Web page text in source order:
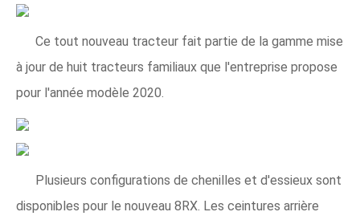
Ce tout nouveau tracteur fait partie de la gamme mise
à jour de huit tracteurs familiaux que l'entreprise propose
pour l'année modèle 2020.
Plusieurs configurations de chenilles et d'essieux sont
disponibles pour le nouveau 8RX. Les ceintures arrière